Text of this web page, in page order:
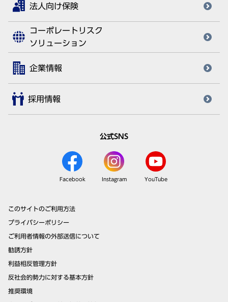
法人向け保険
コーポレートリスク
ソリューション
企業情報
採用情報
公式SNS
Facebook Instagram YouTube
このサイトのご利用方法
プライバシーポリシー
ご利用者情報の外部送信について
勧誘方針
利益相反管理方針
反社会的勢力に対する基本方針
推奨環境